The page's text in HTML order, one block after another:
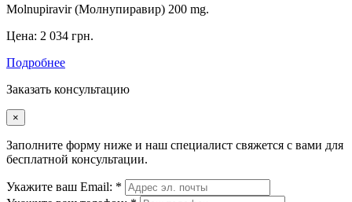
Molnupiravir (Молнупиравир) 200 mg.
Цена: 2 034 грн.
Подробнее
Заказать консультацию
×
Заполните форму ниже и наш специалист свяжется с вами для
бесплатной консультации.
Укажите ваш Email: *